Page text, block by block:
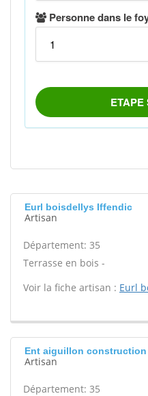
Eurl boisdellys Iffendic
Artisan
Département: 35
Terrasse en bois -
Voir la fiche artisan : Eurl
Ent aiguillon construction
Artisan
Département: 35